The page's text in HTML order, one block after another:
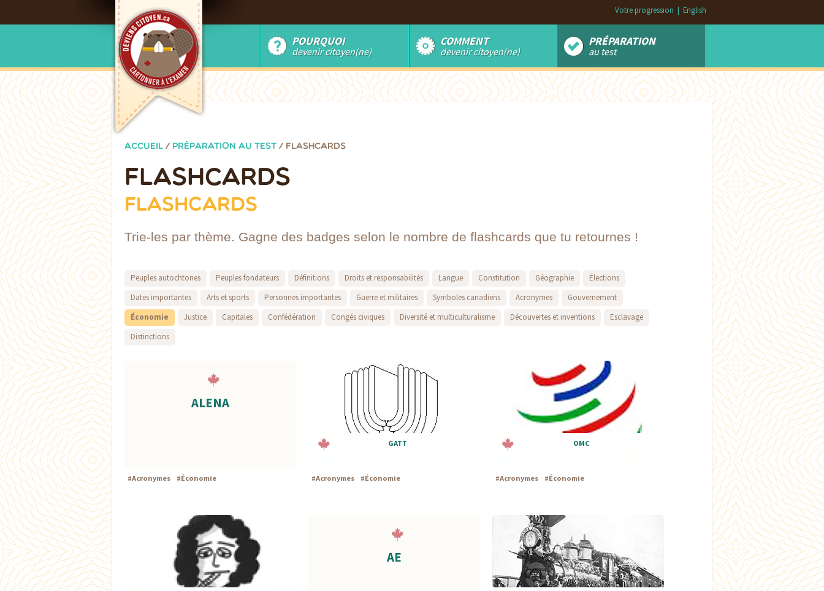
Votre progression | English
POURQUOI
devenir citoyen(ne)
COMMENT
devenir citoyen(ne)
PRÉPARATION
au test
ACCUEIL / PRÉPARATION AU TEST / FLASHCARDS
FLASHCARDS
FLASHCARDS
Trie-les par thème. Gagne des badges selon le nombre de flashcards que tu retournes !
Peuples autochtones Peuples fondateurs Définitions Droits et responsabilités Langue Constitution Géographie
Élections
Dates importantes
Arts et sports Personnes importantes Guerre et militaires Symboles canadiens Acronymes
Gouvernement
Économie
Justice Capitales Confédération Congés civiques Diversité et multiculturalisme Découvertes et inventions
Esclavage
Distinctions
ALENA
#Acronymes #Économie
GATT
#Acronymes #Économie
OMC
#Acronymes #Économie
AE